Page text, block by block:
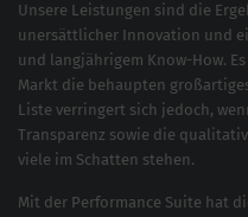
Unsere Leistungen sind die
unersättlicher Innovation und
und langjährigem Know-How.
Markt die behaupten
Liste verringert sich jedoch,
Transparenz sowie die
viele im Schatten stehen.
Mit der Performance Suite hat